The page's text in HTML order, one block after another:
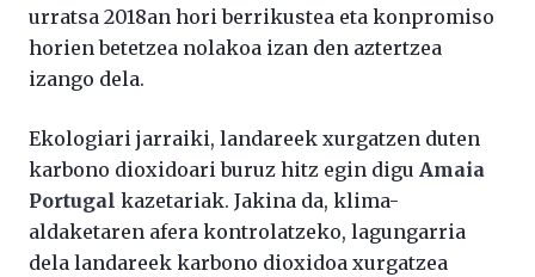
urratsa 2018an hori berrikustea eta konpromiso
horien betetzea nolakoa izan den aztertzea
izango dela.
Ekologiari jarraiki, landareek xurgatzen duten
karbono dioxidoari buruz hitz egin digu Amaia
Portugal kazetariak. Jakina da, klima-
aldaketaren afera kontrolatzeko, lagungarria
dela landareek karbono dioxidoa xurgatzea